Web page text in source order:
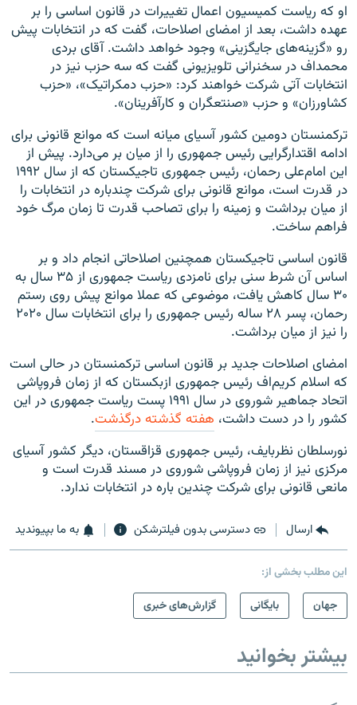
او که ریاست کمیسیون اعمال تغییرات در قانون اساسی را بر
عهده داشت، بعد از امضای اصلاحات، گفت که در انتخابات پیش
رو «گزینه‌های جایگزینی» وجود خواهد داشت. آقای بردی
محمداف در سخنرانی تلویزیونی گفت که سه حزب نیز در
انتخابات آتی شرکت خواهند کرد: «حزب دمکراتیک»، «حزب
کشاورزان» و حزب «صنتعگران و کارآفرینان».
ترکمنستان دومین کشور آسیای میانه است که موانع قانونی برای
ادامه اقتدارگرایی رئیس جمهوری را از میان بر می‌دارد. پیش از
این امام‌علی رحمان، رئیس جمهوری تاجیکستان که از سال ۱۹۹۲
در قدرت است، موانع قانونی برای شرکت چندباره در انتخابات را
از میان برداشت و زمینه را برای تصاحب قدرت تا زمان مرگ خود
فراهم ساخت.
قانون اساسی تاجیکستان همچنین اصلاحاتی انجام داد و بر
اساس آن شرط سنی برای نامزدی ریاست جمهوری از ۳۵ سال به
۳۰ سال کاهش یافت، موضوعی که عملا موانع پیش روی رستم
رحمان، پسر ۲۸ ساله رئیس جمهوری را برای انتخابات سال ۲۰۲۰
را نیز از میان برداشت.
امضای اصلاحات جدید بر قانون اساسی ترکمنستان در حالی است
که اسلام کریم‌اف رئیس جمهوری ازبکستان که از زمان فروپاشی
اتحاد جماهیر شوروی در سال ۱۹۹۱ پست ریاست جمهوری در این
کشور را در دست داشت، هفته گذشته درگذشت.
نورسلطان نظربایف، رئیس جمهوری قزاقستان، دیگر کشور آسیای
مرکزی نیز از زمان فروپاشی شوروی در مسند قدرت است و
مانعی قانونی برای شرکت چندین باره در انتخابات ندارد.
ارسال دسترسی بدون فیلترشکن به ما بپیوندید
این مطلب بخشی از:
جهان
بایگانی گزارش‌های خبری
بیشتر بخوانید